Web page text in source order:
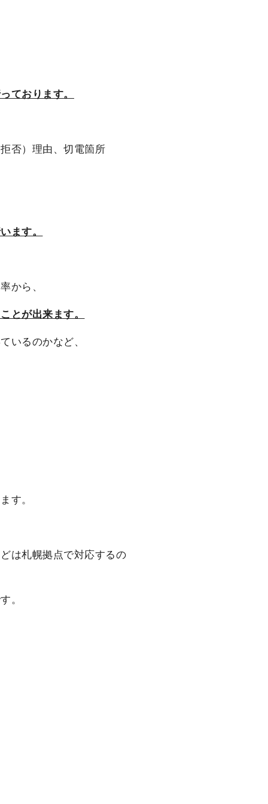
ております。
否）理由、切電箇所
ます。
から、
とが出来ます。
いるのかなど、
す。
は札幌拠点で対応するの
。